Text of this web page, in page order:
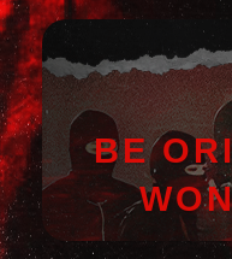
BE